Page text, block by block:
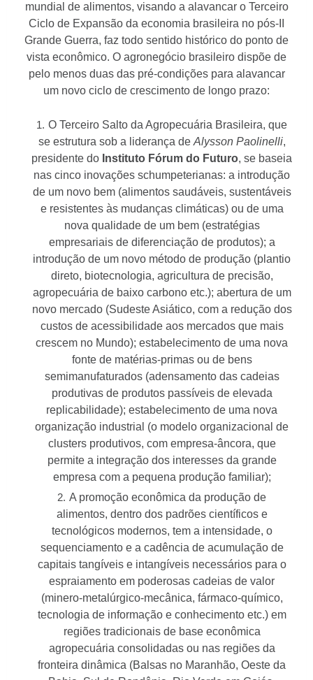
mundial de alimentos, visando a alavancar o Terceiro
Ciclo de Expansão da economia brasileira no pós-II
Grande Guerra, faz todo sentido histórico do ponto de
vista econômico. O agronegócio brasileiro dispõe de
pelo menos duas das pré-condições para alavancar
um novo ciclo de crescimento de longo prazo:
O Terceiro Salto da Agropecuária Brasileira, que
se estrutura sob a liderança de Alysson Paolinelli,
presidente do Instituto Fórum do Futuro, se baseia
nas cinco inovações schumpeterianas: a introdução
de um novo bem (alimentos saudáveis, sustentáveis
e resistentes às mudanças climáticas) ou de uma
nova qualidade de um bem (estratégias
empresariais de diferenciação de produtos); a
introdução de um novo método de produção (plantio
direto, biotecnologia, agricultura de precisão,
agropecuária de baixo carbono etc.); abertura de um
novo mercado (Sudeste Asiático, com a redução dos
custos de acessibilidade aos mercados que mais
crescem no Mundo); estabelecimento de uma nova
fonte de matérias-primas ou de bens
semimanufaturados (adensamento das cadeias
produtivas de produtos passíveis de elevada
replicabilidade); estabelecimento de uma nova
organização industrial (o modelo organizacional de
clusters produtivos, com empresa-âncora, que
permite a integração dos interesses da grande
empresa com a pequena produção familiar);
A promoção econômica da produção de
alimentos, dentro dos padrões científicos e
tecnológicos modernos, tem a intensidade, o
sequenciamento e a cadência de acumulação de
capitais tangíveis e intangíveis necessários para o
espraiamento em poderosas cadeias de valor
(minero-metalúrgico-mecânica, fármaco-químico,
tecnologia de informação e conhecimento etc.) em
regiões tradicionais de base econômica
agropecuária consolidadas ou nas regiões da
fronteira dinâmica (Balsas no Maranhão, Oeste da